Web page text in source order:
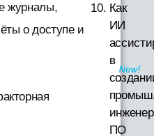
журналы,
о доступе и
Как
ИИ
в
ПО